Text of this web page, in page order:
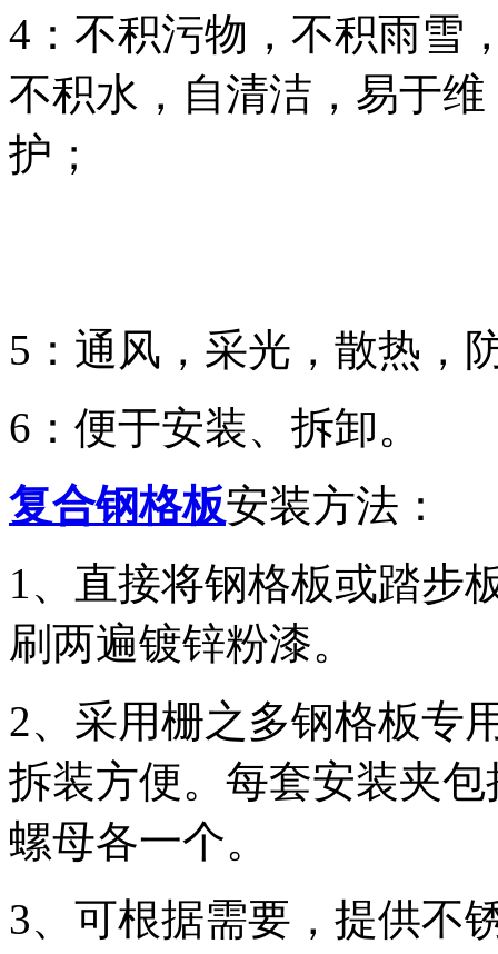
4：不积污物，不积雨雪
不积水，自清洁，易于维
护；
5：通风，采光，散热，
6：便于安装、拆卸。
复合钢格板安装方法：
1、直接将钢格板或踏步
刷两遍镀锌粉漆。
2、采用栅之多钢格板专
拆装方便。每套安装夹
螺母各一个。
3、可根据需要，提供不